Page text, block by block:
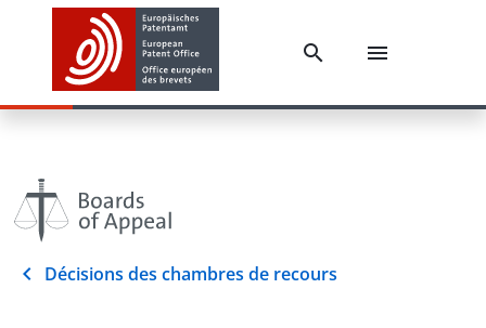
Décisions des chambres de recours